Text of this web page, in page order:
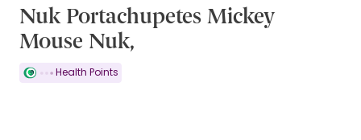
Nuk Portachupetes Mickey
Mouse Nuk,
Health Points